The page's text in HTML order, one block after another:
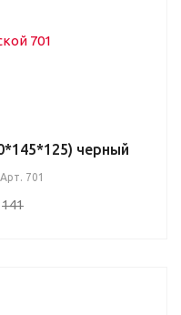
черный
Арт. 701
141